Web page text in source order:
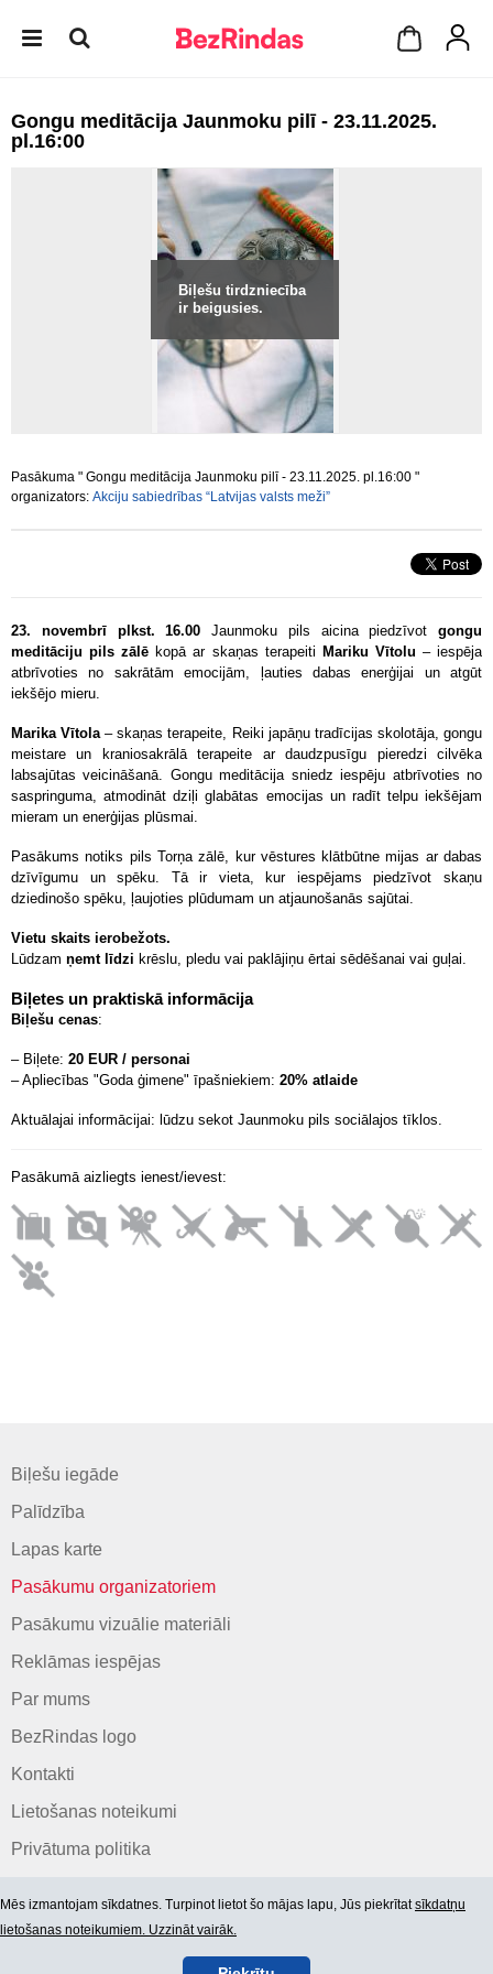
Gongu meditācija Jaunmoku pilī - 23.11.2025.
pl.16:00
Biļešu tirdzniecība
ir beigusies.
Pasākuma " Gongu meditācija Jaunmoku pilī - 23.11.2025. pl.16:00 "
organizators: Akciju sabiedrības “Latvijas valsts meži”
23. novembrī plkst. 16.00 Jaunmoku pils aicina piedzīvot gongu
meditāciju pils zālē kopā ar skaņas terapeiti Mariku Vītolu – iespēja
atbrīvoties no sakrātām emocijām, ļauties dabas enerģijai un atgūt
iekšējo mieru.
Marika Vītola– skaņas terapeite, Reiki japāņu tradīcijas skolotāja, gongu
meistare un kraniosakrālā terapeite ar daudzpusīgu pieredzi cilvēka
labsajūtas veicināšanā. Gongu meditācija sniedz iespēju atbrīvoties no
saspringuma, atmodināt dziļi glabātas emocijas un radīt telpu iekšējam
mieram un enerģijas plūsmai.
Pasākums notiks pils Torņa zālē, kur vēstures klātbūtne mijas ar dabas
dzīvīgumu un spēku. Tā ir vieta, kur iespējams piedzīvot skaņu
dziedinošo spēku, ļaujoties plūdumam un atjaunošanās sajūtai.
Vietu skaits ierobežots.
Lūdzam ņemt līdzi krēslu, pledu vai paklājiņu ērtai sēdēšanai vai guļai.
Biļetes un praktiskā informācija
Biļešu cenas:
– Biļete: 20 EUR / personai
– Apliecības "Goda ģimene" īpašniekiem: 20% atlaide
Aktuālajai informācijai: lūdzu sekot Jaunmoku pils sociālajos tīklos.
Pasākumā aizliegts ienest/ievest:
Biļešu iegāde
Palīdzība
Lapas karte
Pasākumu organizatoriem
Pasākumu vizuālie materiāli
Reklāmas iespējas
Par mums
BezRindas logo
Kontakti
Lietošanas noteikumi
Privātuma politika
Mēs izmantojam sīkdatnes. Turpinot lietot šo mājas lapu, Jūs piekrītatsīkdatņu
lietošanas noteikumiem. Uzzināt vairāk.